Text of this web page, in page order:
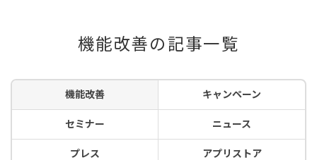
機能改善の記事一覧
機能改善 キャンペーン
セミナー ニュース
プレス アプリストア